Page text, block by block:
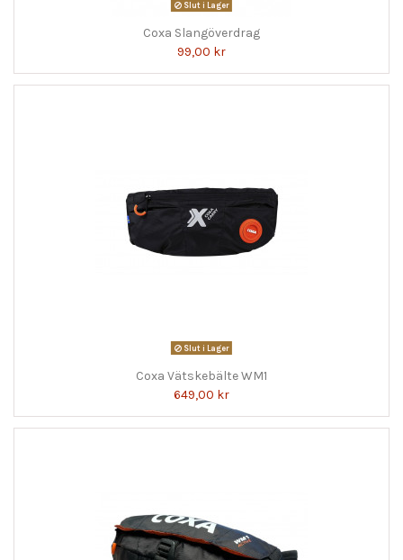
Slut i Lager
Coxa Slangöverdrag
99,00 kr
Slut i Lager
Coxa Vätskebälte WM1
649,00 kr